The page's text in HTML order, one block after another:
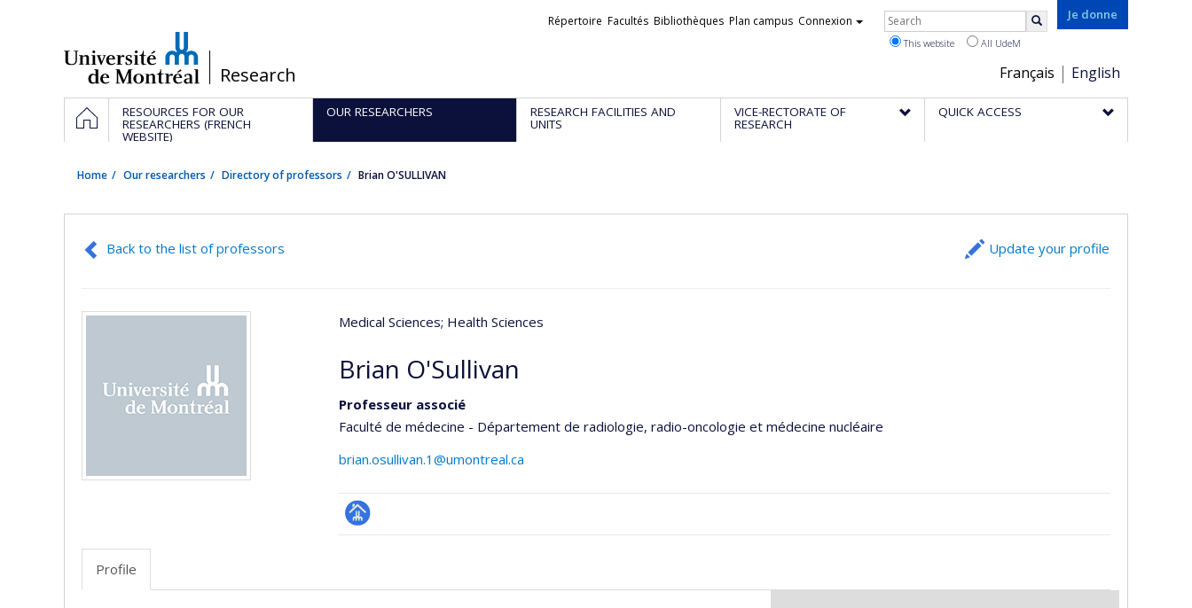
/Research
Je donne
Choix
de
la
Français English
Liens
Répertoire Facultés Bibliothèques Plan campus Connexion Rechercher
This website All UdeM
Navigation
principale
HOMERESOURCES FOR OUR
RESEARCHERS (FRENCH
WEBSITE)
OUR RESEARCHERS RESEARCH FACILITIES AND
UNITS
VICE-RECTORATE OF
RESEARCH
QUICK ACCESS
Home Our researchers Directory of professors Brian O'SULLIVAN
Back to the list of professors Update your profile
Medical Sciences; Health Sciences
Brian O'Sullivan
Professeur associé
Faculté de médecine - Département de radiologie, radio-oncologie et médecine nucléaire
brian.osullivan.1@umontreal.ca
Page
Profile